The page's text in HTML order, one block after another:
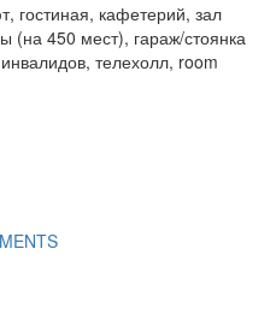
гостиная, кафетерий, зал
(на 450 мест), гараж/стоянка
телехолл, room